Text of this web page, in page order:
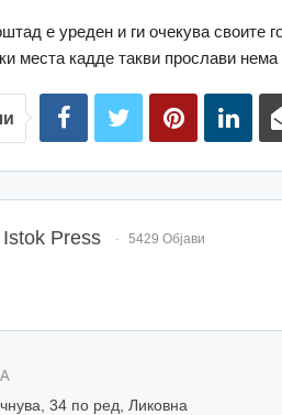
е уреден и ги очекува своите
места кадде такви прослави
Istok Press 5429 Објави
34 по ред, Ликовна